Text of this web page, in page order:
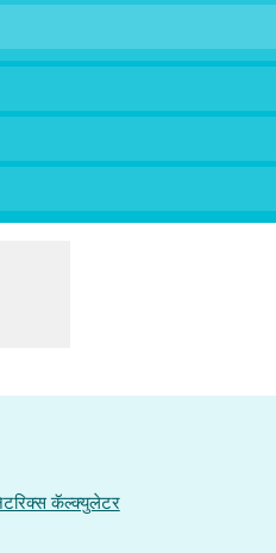
कॅल्क्युलेटर